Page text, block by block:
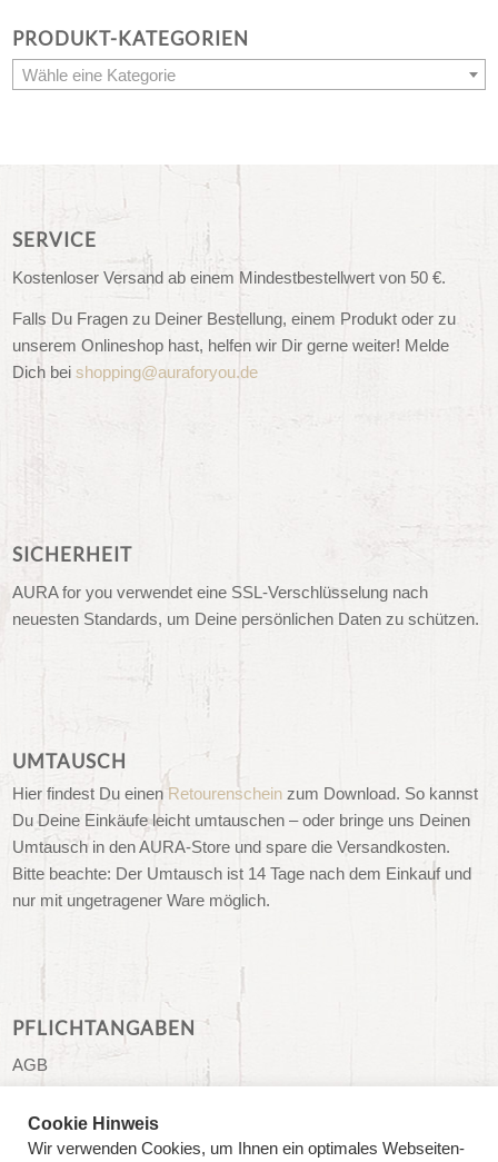
PRODUKT-KATEGORIEN
Wähle eine Kategorie
SERVICE
Kostenloser Versand ab einem Mindestbestellwert von 50 €.
Falls Du Fragen zu Deiner Bestellung, einem Produkt oder zu
unserem Onlineshop hast, helfen wir Dir gerne weiter! Melde
Dich beishopping@auraforyou.de
SICHERHEIT
AURA for you verwendet eine SSL-Verschlüsselung nach
neuesten Standards, um Deine persönlichen Daten zu schützen.
UMTAUSCH
Hier findest Du einen Retourenschein zum Download. So kannst
Du Deine Einkäufe leicht umtauschen – oder bringe uns Deinen
Umtausch in den AURA-Store und spare die Versandkosten.
Bitte beachte: Der Umtausch ist 14 Tage nach dem Einkauf und
nur mit ungetragener Ware möglich.
PFLICHTANGABEN
AGB
Datenschutzerklärung
Cookie Hinweis
Wir verwenden Cookies, um Ihnen ein optimales Webseiten-